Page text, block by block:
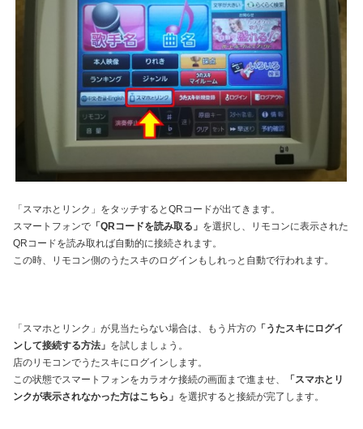
「スマホとリンク」をタッチするとQRコードが出てきます。
スマートフォンで 「QRコードを読み取る」 を選択し、リモコンに表示された
QRコードを読み取れば自動的に接続されます。
この時、リモコン側のうたスキのログインもしれっと自動で行われます。
「スマホとリンク」が見当たらない場合は、もう片方の 「うたスキにログイ
ンして接続する方法」 を試しましょう。
店のリモコンでうたスキにログインします。
この状態でスマートフォンをカラオケ接続の画面まで進ませ、
「スマホとリ
ンクが表示されなかった方はこちら」 を選択すると接続が完了します。